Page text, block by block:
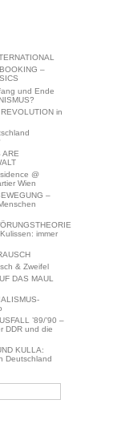
–
und Ende
in
@
Wien
–
immer
& Zweifel
DAS MAUL
’89/’90 –
DDR und die
KULLA:
Deutschland